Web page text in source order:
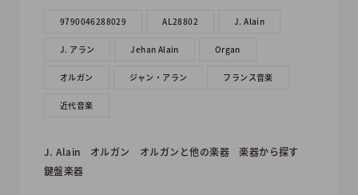
9790046288029 AL28802 J. Alain
J. アラン Jehan Alain Organ
オルガン ジャン・アラン フランス音楽
近代音楽
J. Alain オルガン オルガンと他の楽器
楽器から探す
鍵盤楽器